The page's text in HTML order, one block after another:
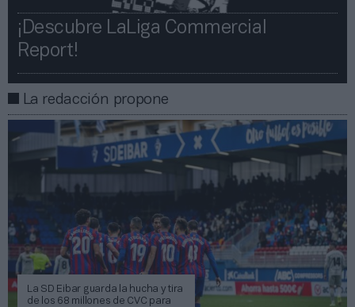
¡Descubre LaLiga Commercial
Report!​​
La redacción propone
La SD Eibar guarda la hucha y tira
de los 68 millones de CVC para